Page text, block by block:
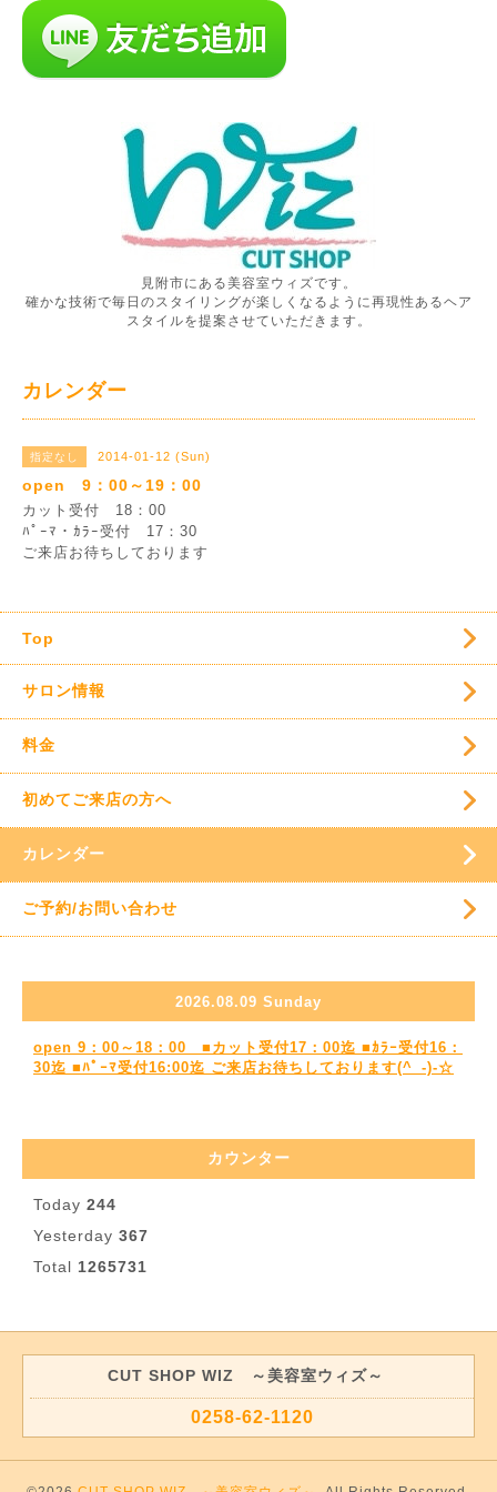
見附市にある美容室ウィズです。
確かな技術で毎日のスタイリングが楽しくなるように再現性あるヘア
スタイルを提案させていただきます。
カレンダー
指定なし 2014-01-12 (Sun)
open 9：00～19：00
カット受付 18：00
ﾊﾟｰﾏ・ｶﾗｰ受付 17：30
ご来店お待ちしております
Top
サロン情報
料金
初めてご来店の方へ
カレンダー
ご予約/お問い合わせ
2026.08.09 Sunday
open 9：00～18：00 ■カット受付17：00迄 ■ｶﾗｰ受付16：
30迄 ■ﾊﾟｰﾏ受付16:00迄 ご来店お待ちしております(^_-)-☆
カウンター
Today 244
Yesterday 367
Total 1265731
CUT SHOP WIZ ～美容室ウィズ～
0258-62-1120